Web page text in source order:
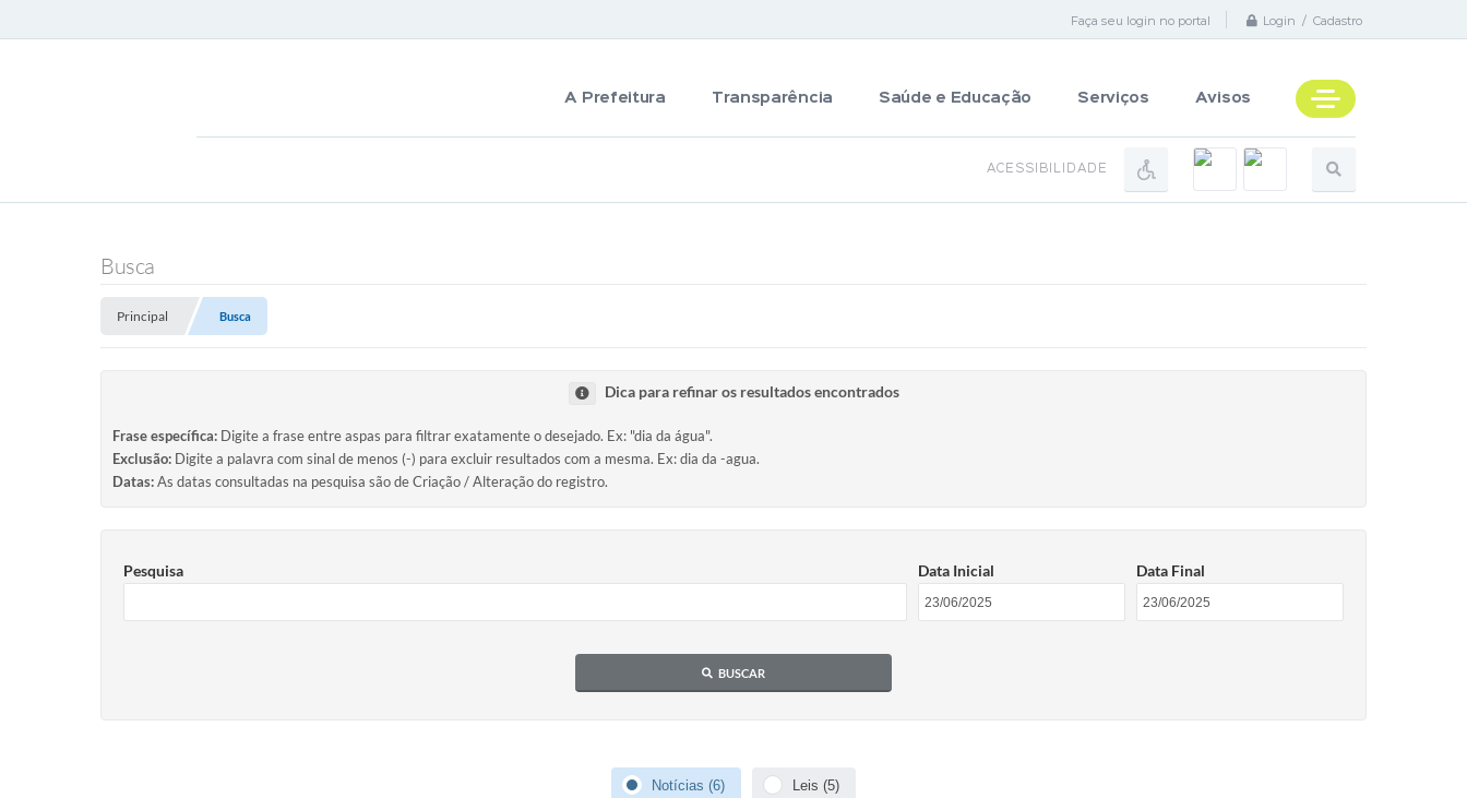
Faça seu login no portal Login / Cadastro
A Prefeitura Transparência Saúde e Educação Serviços Avisos
ACESSIBILIDADE
Busca
Principal Busca
Dica para refinar os resultados encontrados
Frase específica: Digite a frase entre aspas para filtrar exatamente o desejado. Ex: "dia da água".
Exclusão: Digite a palavra com sinal de menos (-) para excluir resultados com a mesma. Ex: dia da -agua.
Datas:As datas consultadas na pesquisa são de Criação / Alteração do registro.
Pesquisa Data Inicial Data Final
BUSCAR
Notícias (6) Leis (5)